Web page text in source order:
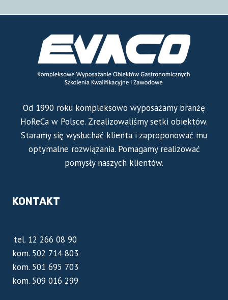
Od 1990 roku kompleksowo wyposażamy branżę
HoReCa w Polsce. Zrealizowaliśmy setki obiektów.
Staramy się wysłuchać klienta i zaproponować mu
optymalne rozwiązania. Pomagamy realizować
pomysły naszych klientów.
KONTAKT
tel. 12 266 08 90
kom. 502 714 803
kom. 501 695 703
kom. 509 016 299